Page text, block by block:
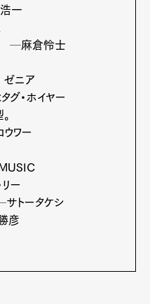
一
ュ ─麻倉怜士
ゼニア
グ・ホイヤー
ウワー
MUSIC
ー
サトータケシ
彦